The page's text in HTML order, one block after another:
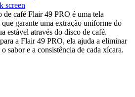
screen
de café Flair 49 PRO é uma tela
garante uma extração uniforme do
estável através do disco de café.
a Flair 49 PRO, ela ajuda a eliminar
sabor e a consistência de cada xícara.